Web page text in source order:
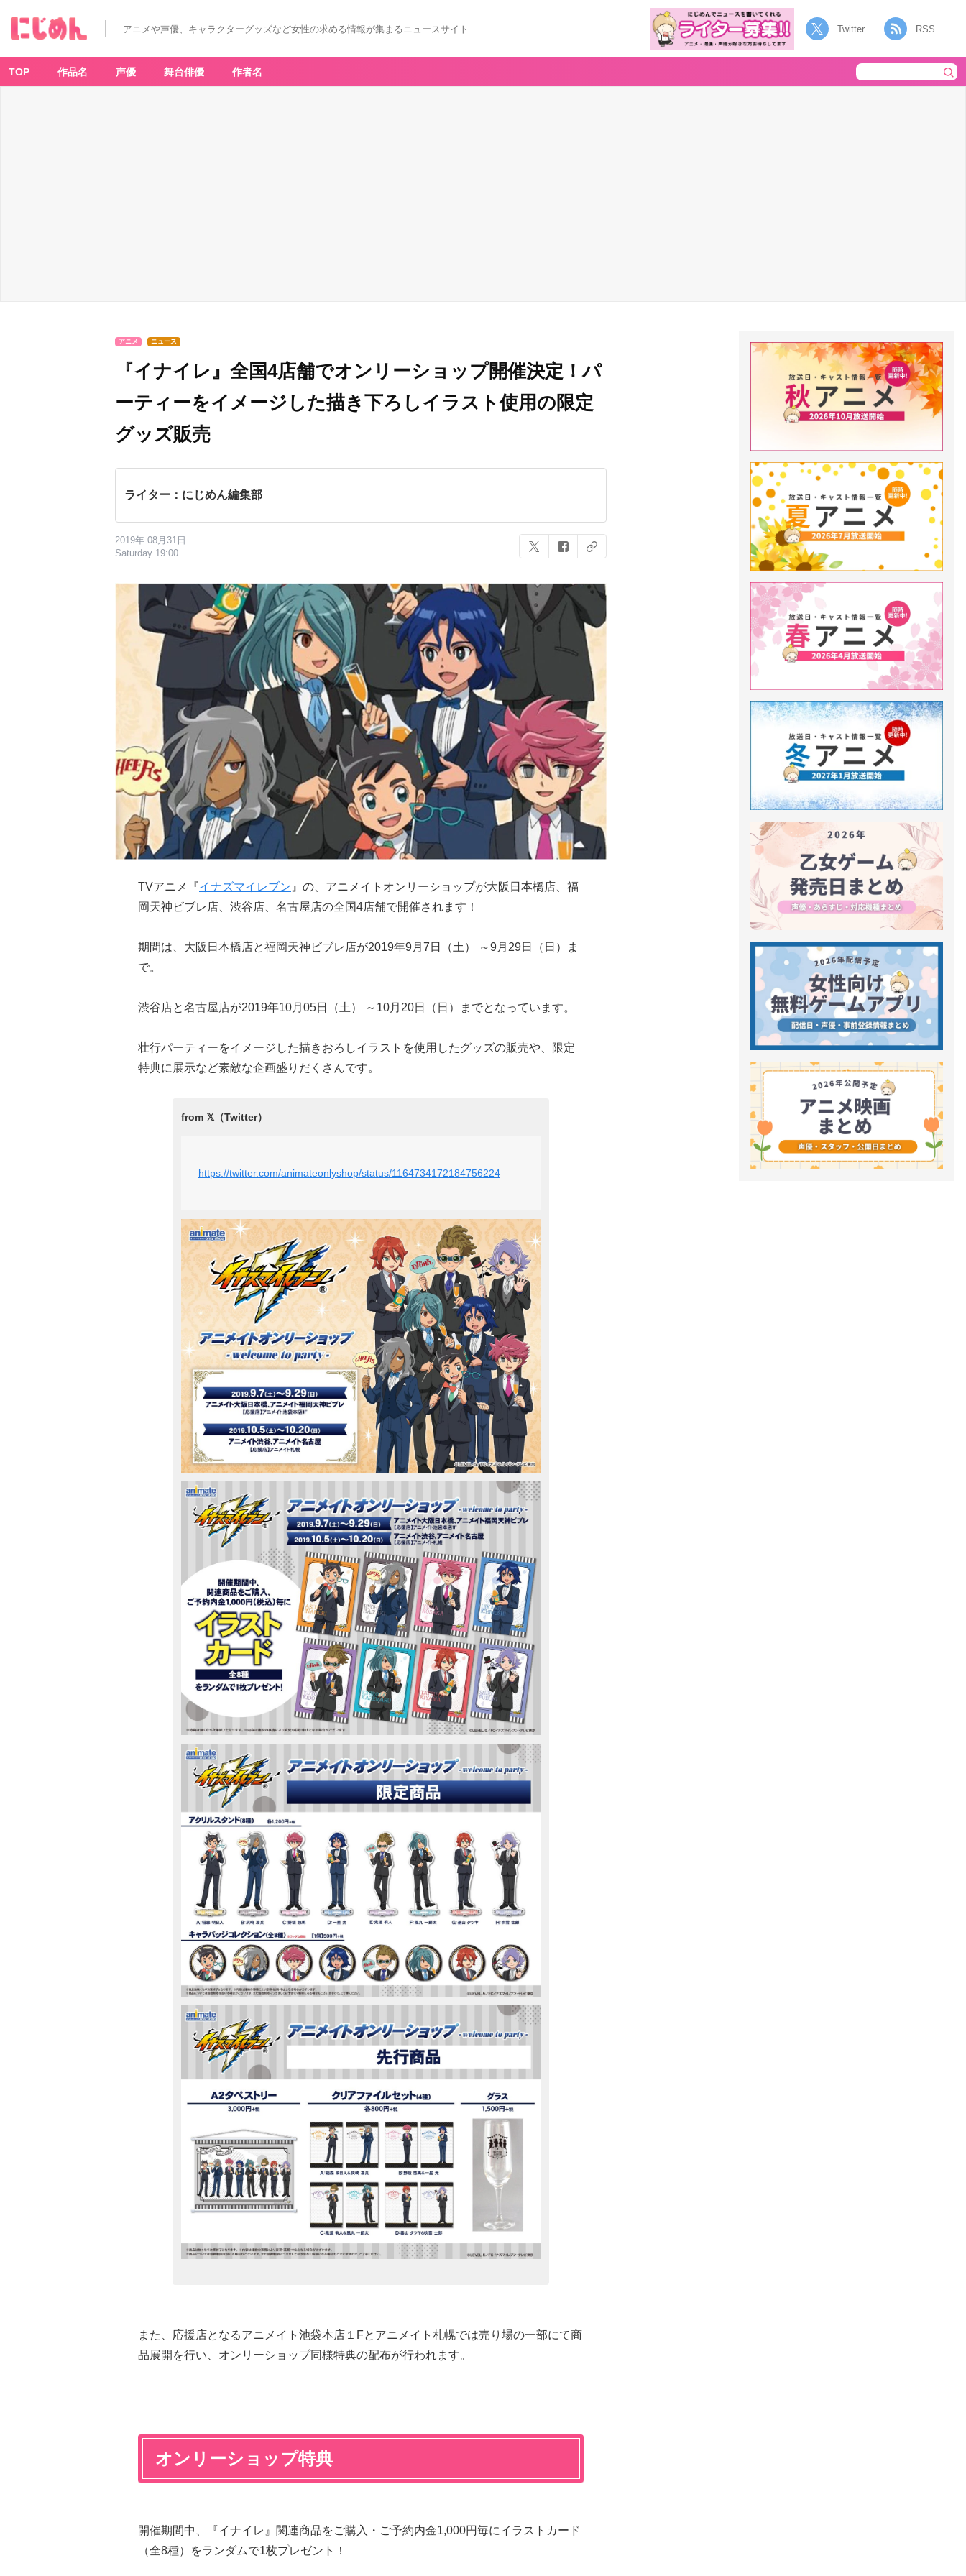
アニメや声優、キャラクターグッズなど女性の求める情報が集まるニュースサイト Twitter RSS
TOP 作品名 声優 舞台俳優 作者名
アニメ ニュース
『イナイレ』全国4店舗でオンリーショップ開催決定！パ
ーティーをイメージした描き下ろしイラスト使用の限定
グッズ販売
ライター：にじめん編集部
2019年 08月31日
Saturday 19:00
TVアニメ『イナズマイレブン 』の、アニメイトオンリーショップが大阪日本橋店、福
岡天神ビブレ店、渋谷店、名古屋店の全国4店舗で開催されます！
期間は、大阪日本橋店と福岡天神ビブレ店が2019年9月7日（土） ～9月29日（日）ま
で。
渋谷店と名古屋店が2019年10月05日（土） ～10月20日（日）までとなっています。
壮行パーティーをイメージした描きおろしイラストを使用したグッズの販売や、
限定
特典に展示など素敵な企画盛りだくさんです。
https://twitter.com/animateonlyshop/status/1164734172184756224
また、応援店となるアニメイト池袋本店１Fとアニメイト札幌では売り場の一部にて商
品展開を行い、オンリーショップ同様特典の配布が行われます。
オンリーショップ特典
開催期間中、『イナイレ』関連商品をご購入・ご予約内金1,000円毎にイラストカード
（全8種）をランダムで1枚プレゼント！